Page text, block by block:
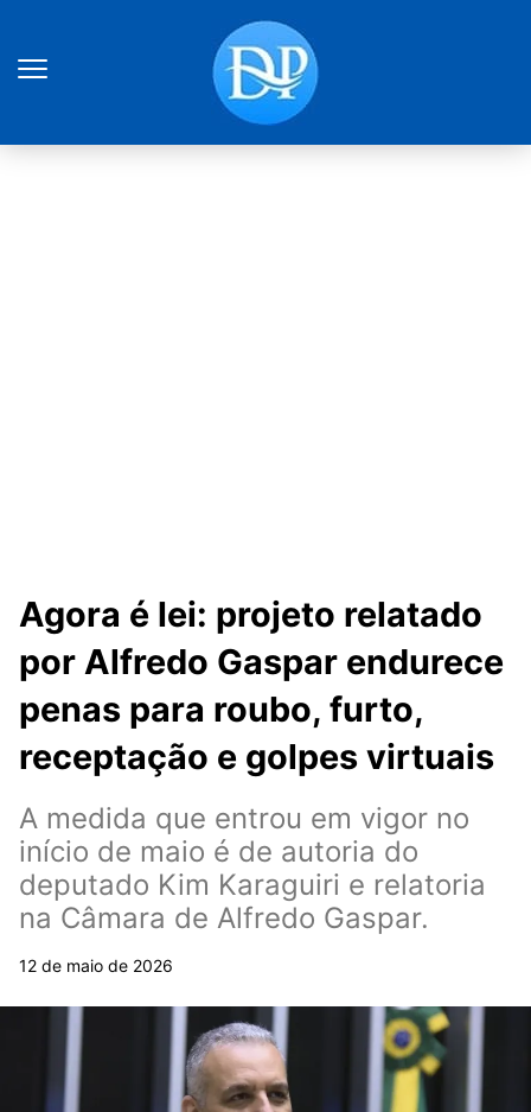
Agora é lei: projeto relatado
por Alfredo Gaspar endurece
penas para roubo, furto,
receptação e golpes virtuais
A medida que entrou em vigor no
início de maio é de autoria do
deputado Kim Karaguiri e relatoria
na Câmara de Alfredo Gaspar.
12 de maio de 2026